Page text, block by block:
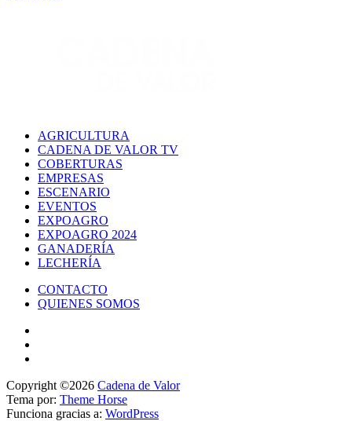
AGRICULTURA
CADENA DE VALOR TV
COBERTURAS
EMPRESAS
ESCENARIO
EVENTOS
EXPOAGRO
EXPOAGRO 2024
GANADERÍA
LECHERÍA
CONTACTO
QUIENES SOMOS
Copyright ©2026 Cadena de Valor
Tema por: Theme Horse
Funciona gracias a: WordPress